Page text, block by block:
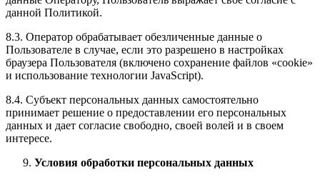
данной Политикой.
8.3. Оператор обрабатывает обезличенные данные о
Пользователе в случае, если это разрешено в настройках
браузера Пользователя (включено сохранение файлов «cookie»
и использование технологии JavaScript).
8.4. Субъект персональных данных самостоятельно
принимает решение о предоставлении его персональных
данных и дает согласие свободно, своей волей и в своем
интересе.
Условия обработки персональных данных